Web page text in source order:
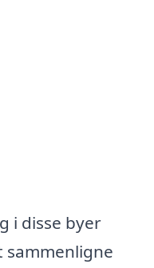
i disse byer